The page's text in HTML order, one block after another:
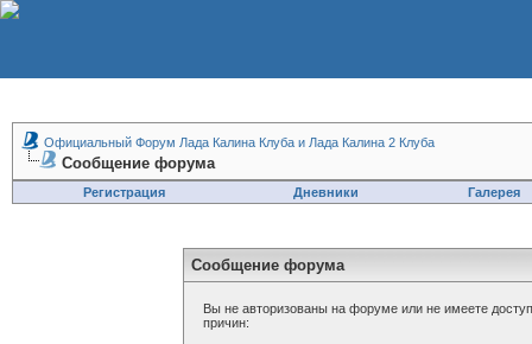
Официальный Форум Лада Калина Клуба и Лада Калина 2 Клуба
Сообщение форума
Регистрация Дневники Галерея
Сообщение форума
Вы не авторизованы на форуме или не имеете
причин: